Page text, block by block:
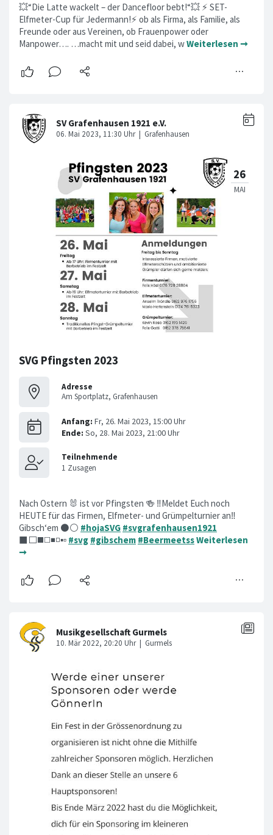
💥“Die Latte wackelt – der Dancefloor bebt!“💥 ⚡ SET-
Elfmeter-Cup für Jedermann!⚡ ob als Firma, als Familie, als
Freunde oder aus Vereinen, ob Frauenpower oder
Manpower…. …macht mit und seid dabei, wWeiterlesen ➞
SVG Pfingsten 2023
Adresse
Am Sportplatz, Grafenhausen
Nach Ostern 🐰 ist vor Pfingsten 🍻 ‼️Meldet Euch noch
HEUTE für das Firmen, Elfmeter- und Grümpelturnier an‼️
Gibsch‘em ⚫️⚪️ #hojaSVG #svgrafenhausen1921
⬛️⬜️◼️◻️◾️◽️▪️▫️ #svg #gibschem #BeermeetssWeiterlesen
➞